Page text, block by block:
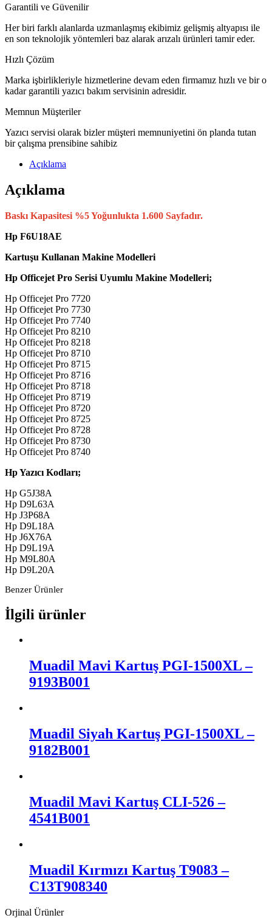
Garantili ve Güvenilir
Her biri farklı alanlarda uzmanlaşmış ekibimiz gelişmiş altyapısı ile
en son teknolojik yöntemleri baz alarak arızalı ürünleri tamir eder.
Hızlı Çözüm
Marka işbirlikleriyle hizmetlerine devam eden firmamız hızlı ve bir o
kadar garantili yazıcı bakım servisinin adresidir.
Memnun Müşteriler
Yazıcı servisi olarak bizler müşteri memnuniyetini ön planda tutan
bir çalışma prensibine sahibiz
Açıklama
Açıklama
Baskı Kapasitesi %5 Yoğunlukta 1.600 Sayfadır.
Hp F6U18AE
Kartuşu Kullanan Makine Modelleri
Hp Officejet Pro Serisi Uyumlu Makine Modelleri;
Hp Officejet Pro 7720
Hp Officejet Pro 7730
Hp Officejet Pro 7740
Hp Officejet Pro 8210
Hp Officejet Pro 8218
Hp Officejet Pro 8710
Hp Officejet Pro 8715
Hp Officejet Pro 8716
Hp Officejet Pro 8718
Hp Officejet Pro 8719
Hp Officejet Pro 8720
Hp Officejet Pro 8725
Hp Officejet Pro 8728
Hp Officejet Pro 8730
Hp Officejet Pro 8740
Hp Yazıcı Kodları;
Hp G5J38A
Hp D9L63A
Hp J3P68A
Hp D9L18A
Hp J6X76A
Hp D9L19A
Hp M9L80A
Hp D9L20A
Benzer Ürünler
İlgili ürünler
Muadil Mavi Kartuş PGI-1500XL –
9193B001
Muadil Siyah Kartuş PGI-1500XL –
9182B001
Muadil Mavi Kartuş CLI-526 –
4541B001
Muadil Kırmızı Kartuş T9083 –
C13T908340
Orjinal Ürünler